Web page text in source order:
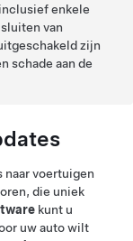
enkele
van
zijn
schade aan de
naar voertuigen
die uniek
kunt u
uw auto wilt